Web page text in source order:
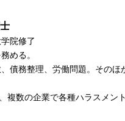
院修了
める。
債務整理、労働問題。そのほ
複数の企業で各種ハラスメン